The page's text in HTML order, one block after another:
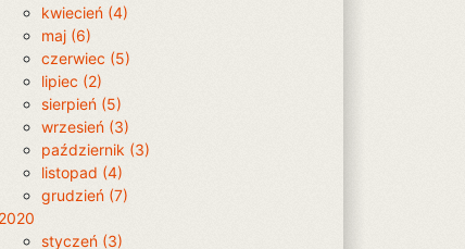
kwiecień (4)
maj (6)
czerwiec (5)
lipiec (2)
sierpień (5)
wrzesień (3)
październik (3)
listopad (4)
grudzień (7)
2020
styczeń (3)